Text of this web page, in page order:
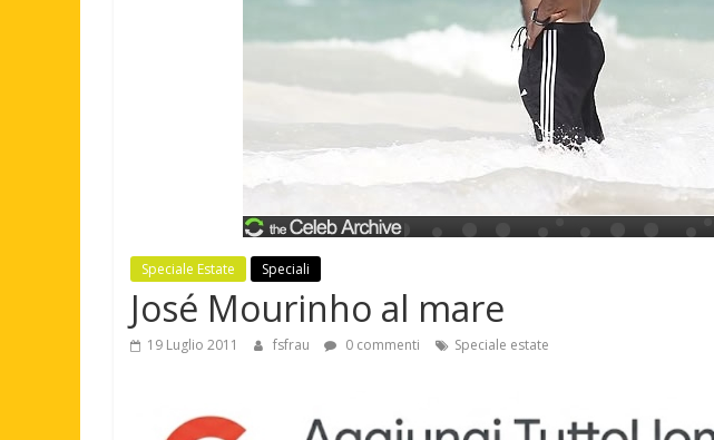
Speciale Estate Speciali
José Mourinho al mare
19 Luglio 2011 fsfrau 0 commenti Speciale estate